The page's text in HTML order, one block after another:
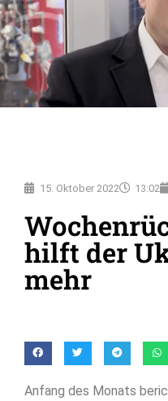
15. Oktober 2022 13:02
hilft der
mehr
Anfang des Monats